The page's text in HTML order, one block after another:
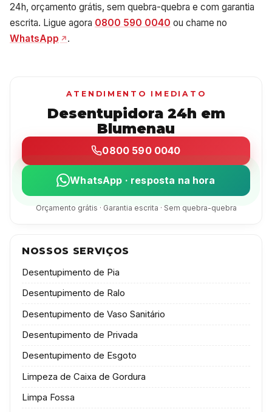
24h, orçamento grátis, sem quebra-quebra e com garantia
escrita. Ligue agora 0800 590 0040 ou chame no
WhatsApp
.
ATENDIMENTO IMEDIATO
Desentupidora 24h em
Blumenau
0800 590 0040
WhatsApp · resposta na hora
Orçamento grátis · Garantia escrita · Sem quebra-quebra
NOSSOS SERVIÇOS
Desentupimento de Pia
Desentupimento de Ralo
Desentupimento de Vaso Sanitário
Desentupimento de Privada
Desentupimento de Esgoto
Limpeza de Caixa de Gordura
Limpa Fossa